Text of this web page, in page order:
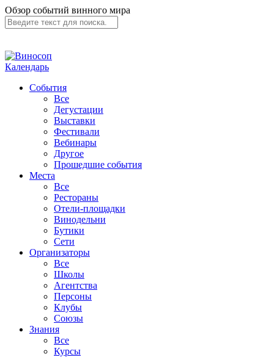
Обзор событий винного мира
Календарь
События
Все
Дегустации
Выставки
Фестивали
Вебинары
Другое
Прошедшие события
Места
Все
Рестораны
Отели-площадки
Винодельни
Бутики
Сети
Организаторы
Все
Школы
Агентства
Персоны
Клубы
Союзы
Знания
Все
Курсы